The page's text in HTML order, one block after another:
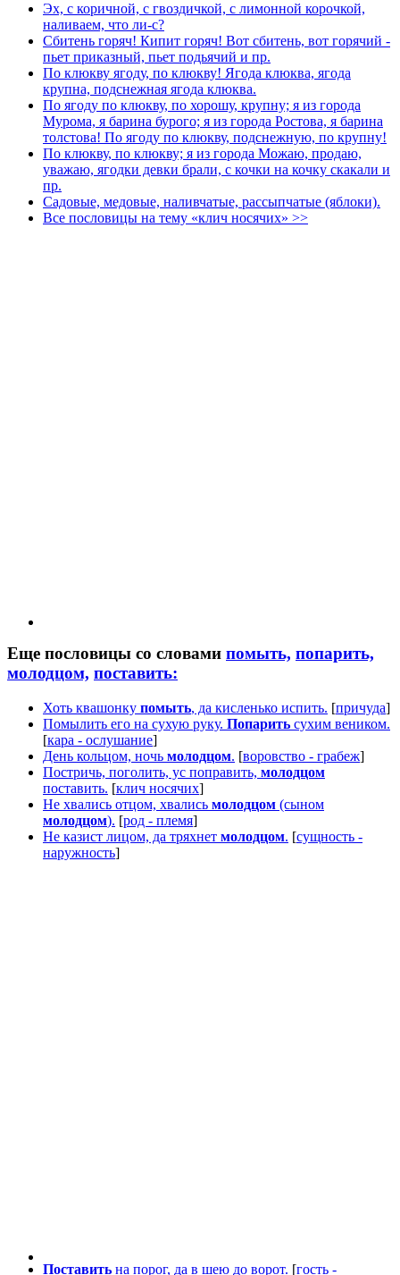
Эх, с коричной, с гвоздичкой, с лимонной корочкой,
наливаем, что ли-с?
Сбитень горяч! Кипит горяч! Вот сбитень, вот горячий -
пьет приказный, пьет подьячий и пр.
По клюкву ягоду, по клюкву! Ягода клюква, ягода
крупна, подснежная ягода клюква.
По ягоду по клюкву, по хорошу, крупну; я из города
Мурома, я барина бурого; я из города Ростова, я барина
толстова! По ягоду по клюкву, подснежную, по крупну!
По клюкву, по клюкву; я из города Можаю, продаю,
уважаю, ягодки девки брали, с кочки на кочку скакали и
пр.
Садовые, медовые, наливчатые, рассыпчатые (яблоки).
Все пословицы на тему «клич носячих» >>
Еще пословицы со словами помыть, попарить,
молодцом, поставить:
Хоть квашонку помыть, да кисленько испить. [причуда]
Помылить его на сухую руку. Попарить сухим веником.
[кара - ослушание]
День кольцом, ночь молодцом. [воровство - грабеж]
Постричь, поголить, ус поправить, молодцом
поставить. [клич носячих]
Не хвались отцом, хвались молодцом (сыном
молодцом). [род - племя]
Не казист лицом, да тряхнет молодцом. [сущность -
наружность]
Поставить на порог, да в шею до ворот. [гость -